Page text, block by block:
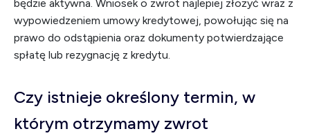
będzie aktywna. Wniosek o zwrot najlepiej złożyć wraz z
wypowiedzeniem umowy kredytowej, powołując się na
prawo do odstąpienia oraz dokumenty potwierdzające
spłatę lub rezygnację z kredytu.
Czy istnieje określony termin, w
którym otrzymamy zwrot